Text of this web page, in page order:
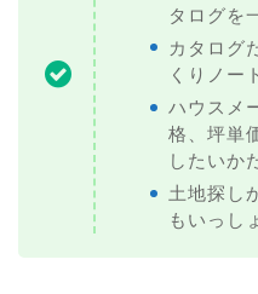
タログを
カタログ
くりノー
ハウスメ
格、坪単
したいか
土地探し
もいっし